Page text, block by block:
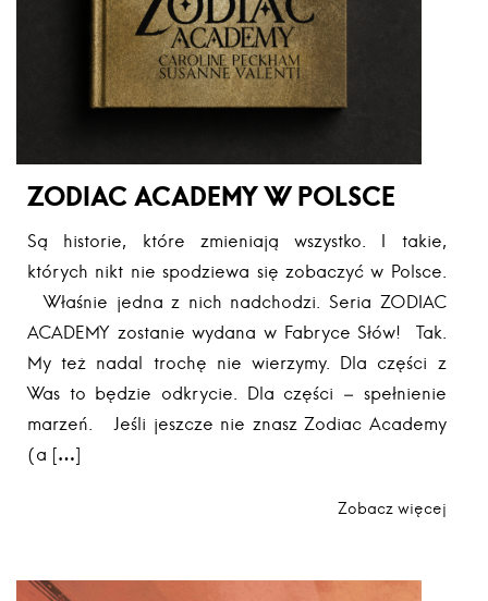
ZODIAC ACADEMY W POLSCE
Są historie, które zmieniają wszystko. I takie,
których nikt nie spodziewa się zobaczyć w Polsce.
Właśnie jedna z nich nadchodzi. Seria ZODIAC
ACADEMY zostanie wydana w Fabryce Słów! Tak.
My też nadal trochę nie wierzymy. Dla części z
Was to będzie odkrycie. Dla części – spełnienie
marzeń. Jeśli jeszcze nie znasz Zodiac Academy
(a […]
Zobacz więcej